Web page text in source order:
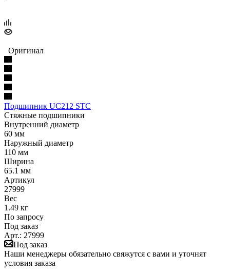
Оригинал
Подшипник UC212 STC
Стяжные подшипники
Внутренний диаметр
60 мм
Наружный диаметр
110 мм
Ширина
65.1 мм
Артикул
27999
Вес
1.49 кг
По запросу
Под заказ
Арт.: 27999
Под заказ
Наши менеджеры обязательно свяжутся с вами и уточнят
условия заказа